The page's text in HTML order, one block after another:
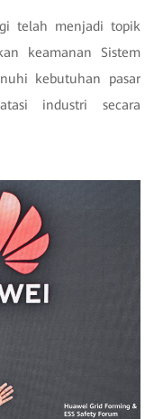
telah menjadi topik
keamanan Sistem
kebutuhan pasar
industri secara